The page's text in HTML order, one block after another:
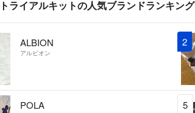
ライアルキットの人気ブランドランキング
ALBION
アルビオン
2
POLA 5